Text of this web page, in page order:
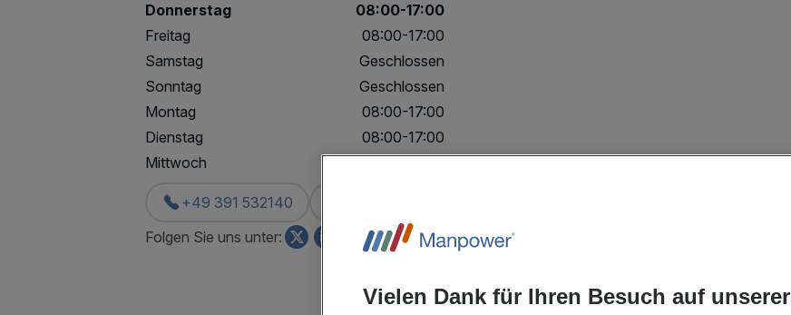
Donnerstag
08:00-17:00
Freitag
08:00-17:00
Samstag
Geschlossen
Sonntag
Geschlossen
Montag
08:00-17:00
Dienstag
08:00-17:00
Mittwoch
+49 391 532140
Folgen Sie uns unter:
Vielen Dank für Ihren Besuch auf unserer